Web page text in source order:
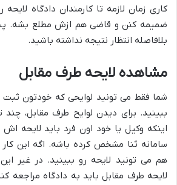
کاری زمان لازمه تا کارمندان دادگاه
ضمیمه کنن و قاضی هم ازش مطلع بشه.
بلافاصله انتظار نتیجه نداشته باشید.
مشاهده لایحه طرف مقابل
شما فقط می تونید لوایحی که خودتون ثبت
ببینید. برای دیدن لوایح طرف مقابل، چند
اینکه وکیل یا خود اون فرد باید لایحه اش
سامانه ثنا مشخص کرده باشه. اگه این
هم می تونید لایحه رو ببینید. در غیر
لایحه طرف مقابل باید به دادگاه مراجعه